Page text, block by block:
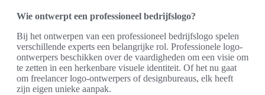
Wie ontwerpt een professioneel bedrijfslogo?
Bij het ontwerpen van een professioneel bedrijfslogo spelen
verschillende experts een belangrijke rol. Professionele logo-
ontwerpers beschikken over de vaardigheden om een visie om
te zetten in een herkenbare visuele identiteit. Of het nu gaat
om freelancer logo-ontwerpers of designbureaus, elk heeft
zijn eigen unieke aanpak.